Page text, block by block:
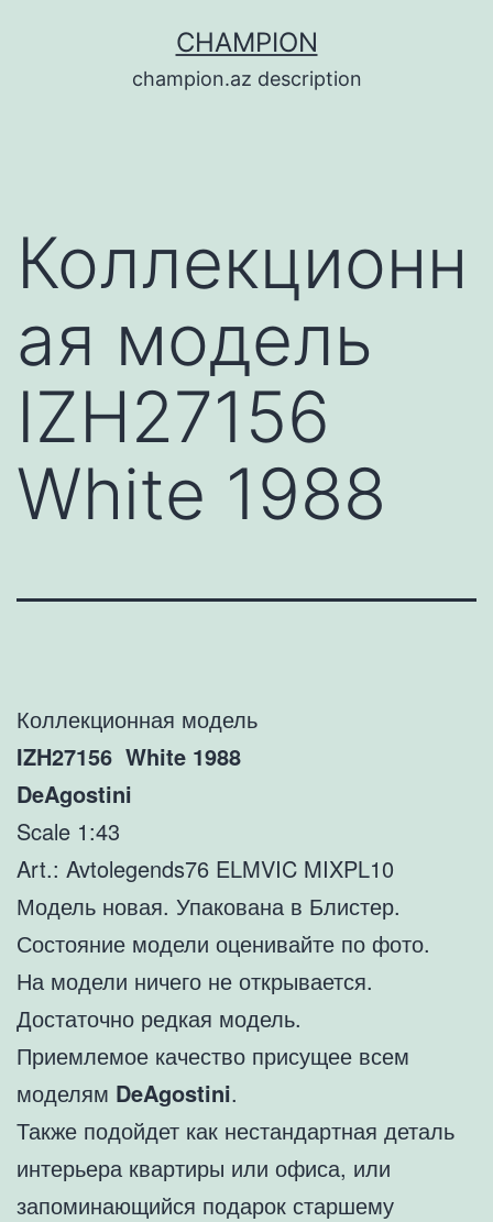
содержимому
CHAMPION
champion.az description
Коллекционн
ая модель
IZH27156
White 1988
Коллекционная модель
IZH27156 White 1988
DeAgostini
Scale 1:43
Art.: Avtolegends76 ELMVIC MIXPL10
Модель новая. Упакована в Блистер.
Состояние модели оценивайте по фото.
На модели ничего не открывается.
Достаточно редкая модель.
Приемлемое качество присущее всем
моделям DeAgostini.
Также подойдет как нестандартная деталь
интерьера квартиры или офиса, или
запоминающийся подарок старшему